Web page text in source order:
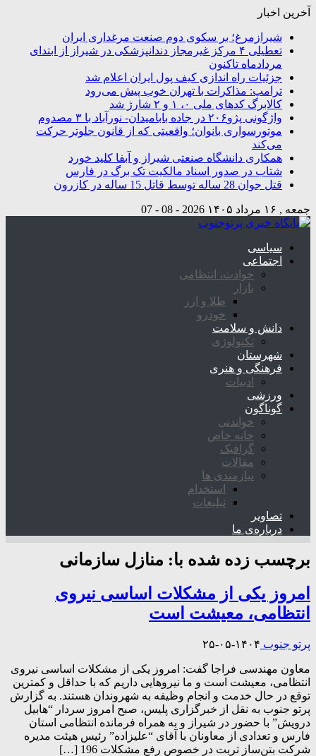
آخرین اخبار
شیرازمرغ؛ بر سکوی دوم صنعت مرغداری ایران
تعطیلی ۴ مرکز غیرمجاز دندانپزشکی در شیراز از ابتدای
مردادماه تاکنون
جزئیات راه اندازی کیف پول ایران اعلام شد
ترامپ: مذاکرات با تهران خوب پیش می‌رود
کالابرگ کدهای ملی ۰، ۱ و ۲ شارژ شد
واژگونی پژو۲۰۶ در جاده بابامیدان- نورآباد با ۳ مصدوم
موتورسواری بانوان؛ واقعیتی که از قانون جلوتر حرکت
می‌کند
همکاری دانشگاه صنعتی شیراز و آبفا کلید خورد
شتاب در صدور اسناد مالکیت تک برگ در فارس
قتل جوان 28 ساله توسط قاتل 15 ساله در کازرون
جمعه , ۱۶ مرداد ۱۴۰۵ 2026 - 08 - 07
سیاسی
اجتماعی
حوادث، انتظامی
بازار
طلا و ارز
خودرو
دانش و سلامت
تکنولوژی
شهرستان
فرهنگی و هنری
ادبیات
ورزشی
گوناگون
خواندنی
خانه خاص
گرافیک
مقالات
نیازمندی ها
استخدام
تبلیغات
تصاویر
درباره‌ی ما
برچسب زده شده با: منازل سازمانی
امروز یکی از مشکلات اساسی نیروی
انتظامی، معیشت است
پرتو جنوب ۱۴۰۴-۰۵-۲۵
معاون مهندسی فراجا گفت: امروز یکی از مشکلات اساسی نیروی
انتظامی، معیشت است و ما نیروهایی داریم که با حداقل و کمترین
توقع در حال خدمت و انجام وظیفه به شهروندان هستند. به گزارش
پرتو جنوب به نقل از خبرگزاری پلیس، صبح امروز سردار “هابیل
درویش” با حضور در شیراز و به همراه فرمانده انتظامی استان
فارس و تعدادی از معاونان با آقای “علیزاده” رئیس هیئت مدیره
شرکت بتن‌ساز تربت در خصوص رفع مشکلات 196 […]